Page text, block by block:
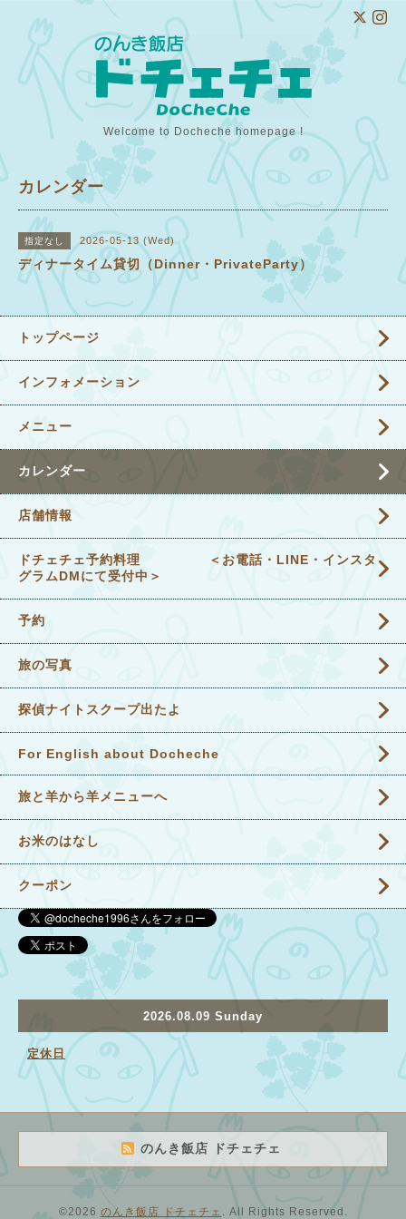
Welcome to Docheche homepage !
カレンダー
指定なし 2026-05-13 (Wed)
ディナータイム貸切（Dinner・PrivateParty）
トップページ
インフォメーション
メニュー
カレンダー
店舗情報
ドチェチェ予約料理 ＜お電話・LINE・インスタ
グラムDMにて受付中＞
予約
旅の写真
探偵ナイトスクープ出たよ
For English about Docheche
旅と羊から羊メニューへ
お米のはなし
クーポン
2026.08.09 Sunday
定休日
のんき飯店 ドチェチェ
©2026 のんき飯店 ドチェチェ . All Rights Reserved.